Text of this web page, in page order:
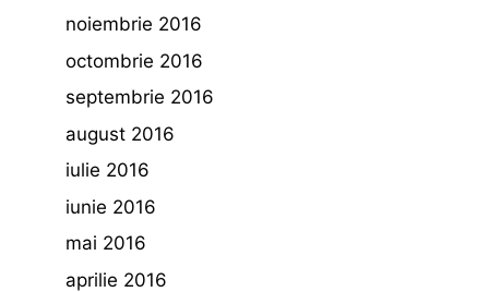
noiembrie 2016
octombrie 2016
septembrie 2016
august 2016
iulie 2016
iunie 2016
mai 2016
aprilie 2016